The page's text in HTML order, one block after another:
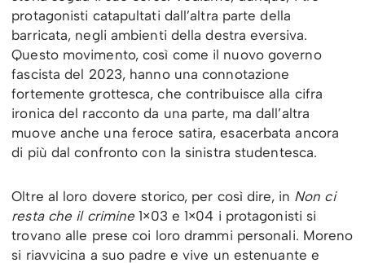
protagonisti catapultati dall’altra parte della
barricata, negli ambienti della destra eversiva.
Questo movimento, così come il nuovo governo
fascista del 2023, hanno una connotazione
fortemente grottesca, che contribuisce alla cifra
ironica del racconto da una parte, ma dall’altra
muove anche una feroce satira, esacerbata ancora
di più dal confronto con la sinistra studentesca.
Oltre al loro dovere storico, per così dire, in Non ci
resta che il crimine1×03 e 1×04 i protagonisti si
trovano alle prese coi loro drammi personali. Moreno
si riavvicina a suo padre e vive un estenuante e